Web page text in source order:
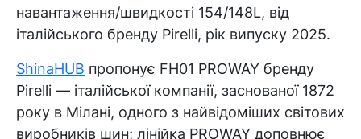
навантаження/швидкості 154/148L, від
італійського бренду Pirelli, рік випуску 2025.
ShinaHUB пропонує FH01 PROWAY бренду
Pirelli — італійської компанії, заснованої 1872
року в Мілані, одного з найвідоміших світових
виробників шин; лінійка PROWAY доповнює